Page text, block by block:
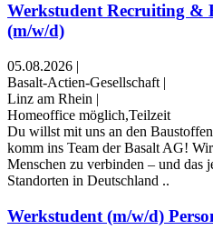
Werkstudent Recruiting &
(m/w/d)
05.08.2026 |
Basalt-Actien-Gesellschaft |
Linz am Rhein |
Homeoffice möglich,Teilzeit
Du willst mit uns an den
komm ins Team der Basalt AG!
Menschen zu verbinden – und das
Standorten in Deutschland ..
Werkstudent (m/w/d)